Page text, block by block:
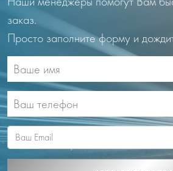
заказ.
Просто заполните форму и